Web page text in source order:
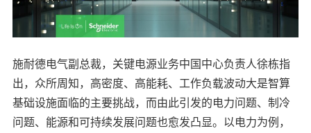
施耐德电气副总裁，关键电源业务中国中心负责人徐栋指
出，众所周知，高密度、高能耗、工作负载波动大是智算
基础设施面临的主要挑战，而由此引发的电力问题、制冷
问题、能源和可持续发展问题也愈发凸显。以电力为例，